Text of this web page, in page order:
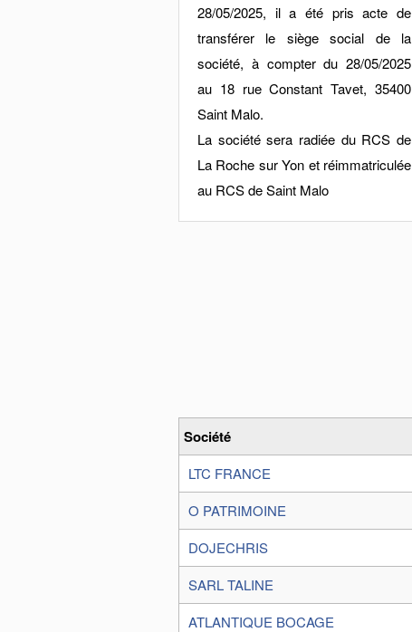
28/05/2025, il a été pris acte de
transférer le siège social de la
société, à compter du 28/05/2025
au 18 rue Constant Tavet, 35400
Saint Malo.
La société sera radiée du RCS de
La Roche sur Yon et réimmatriculée
au RCS de Saint Malo
Société
LTC FRANCE
O PATRIMOINE
DOJECHRIS
SARL TALINE
ATLANTIQUE BOCAGE